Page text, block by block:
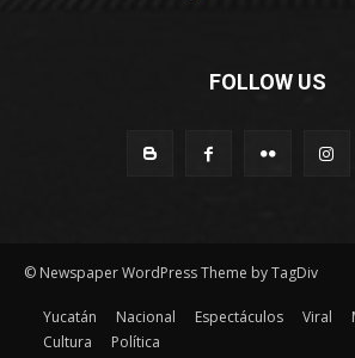
FOLLOW US
© Newspaper WordPress Theme by TagDiv
Yucatán Nacional Espectáculos Viral
Cultura
Política